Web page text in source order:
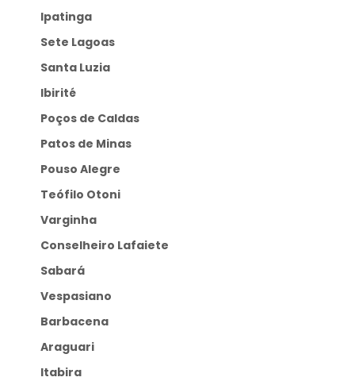
Ipatinga
Sete Lagoas
Santa Luzia
Ibirité
Poços de Caldas
Patos de Minas
Pouso Alegre
Teófilo Otoni
Varginha
Conselheiro Lafaiete
Sabará
Vespasiano
Barbacena
Araguari
Itabira